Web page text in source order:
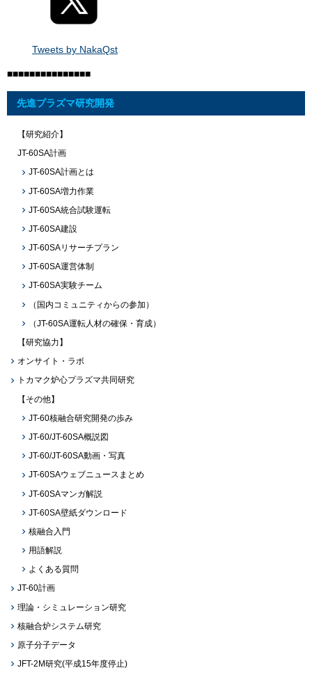
Tweets by NakaQst
■■■■■■■■■■■■■■■
先進プラズマ研究開発
【研究紹介】
JT-60SA計画
JT-60SA計画とは
JT-60SA増力作業
JT-60SA統合試験運転
JT-60SA建設
JT-60SAリサーチプラン
JT-60SA運営体制
JT-60SA実験チーム
（国内コミュニティからの参加）
（JT-60SA運転人材の確保・育成）
【研究協力】
オンサイト・ラボ
トカマク炉心プラズマ共同研究
【その他】
JT-60核融合研究開発の歩み
JT-60/JT-60SA概説図
JT-60/JT-60SA動画・写真
JT-60SAウェブニュースまとめ
JT-60SAマンガ解説
JT-60SA壁紙ダウンロード
核融合入門
用語解説
よくある質問
JT-60計画
理論・シミュレーション研究
核融合炉システム研究
原子分子データ
JFT-2M研究(平成15年度停止)